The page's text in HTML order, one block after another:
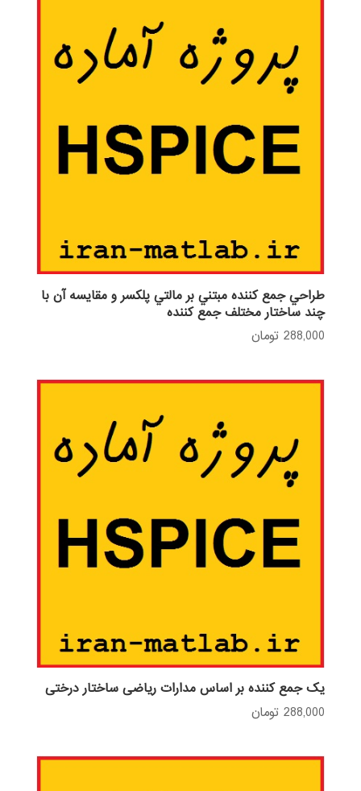
طراحي جمع كننده مبتني بر مالتي پلكسر و مقايسه آن با
چند ساختار مختلف جمع كننده
288,000 تومان
یک جمع کننده بر اساس مدارات ریاضی ساختار درختی
288,000 تومان